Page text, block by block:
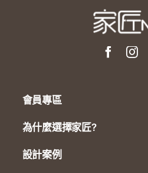
會員專區
為什麼選擇家匠?
設計案例